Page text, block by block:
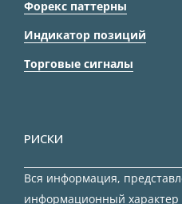
Форекс паттерны
Индикатор позиций
Торговые сигналы
РИСКИ
Вся информация,
информационный